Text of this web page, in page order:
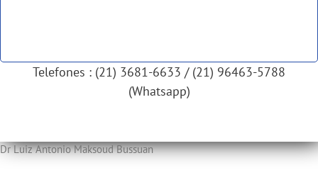
Telefones : (21) 3681-6633 / (21) 96463-5788
(Whatsapp)
Dr Luiz Antonio Maksoud Bussuan